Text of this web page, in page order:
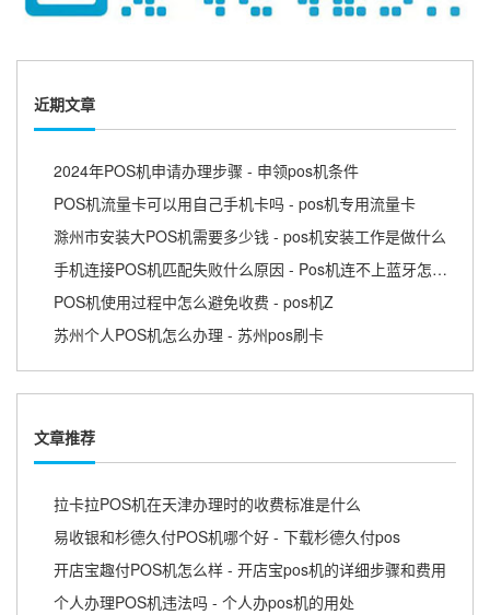
近期文章
2024年POS机申请办理步骤 - 申领pos机条件
POS机流量卡可以用自己手机卡吗 - pos机专用流量卡
滁州市安装大POS机需要多少钱 - pos机安装工作是做什么
手机连接POS机匹配失败什么原因 - Pos机连不上蓝牙怎么回事
POS机使用过程中怎么避免收费 - pos机Z
苏州个人POS机怎么办理 - 苏州pos刷卡
文章推荐
拉卡拉POS机在天津办理时的收费标准是什么
易收银和杉德久付POS机哪个好 - 下载杉德久付pos
开店宝趣付POS机怎么样 - 开店宝pos机的详细步骤和费用
个人办理POS机违法吗 - 个人办pos机的用处